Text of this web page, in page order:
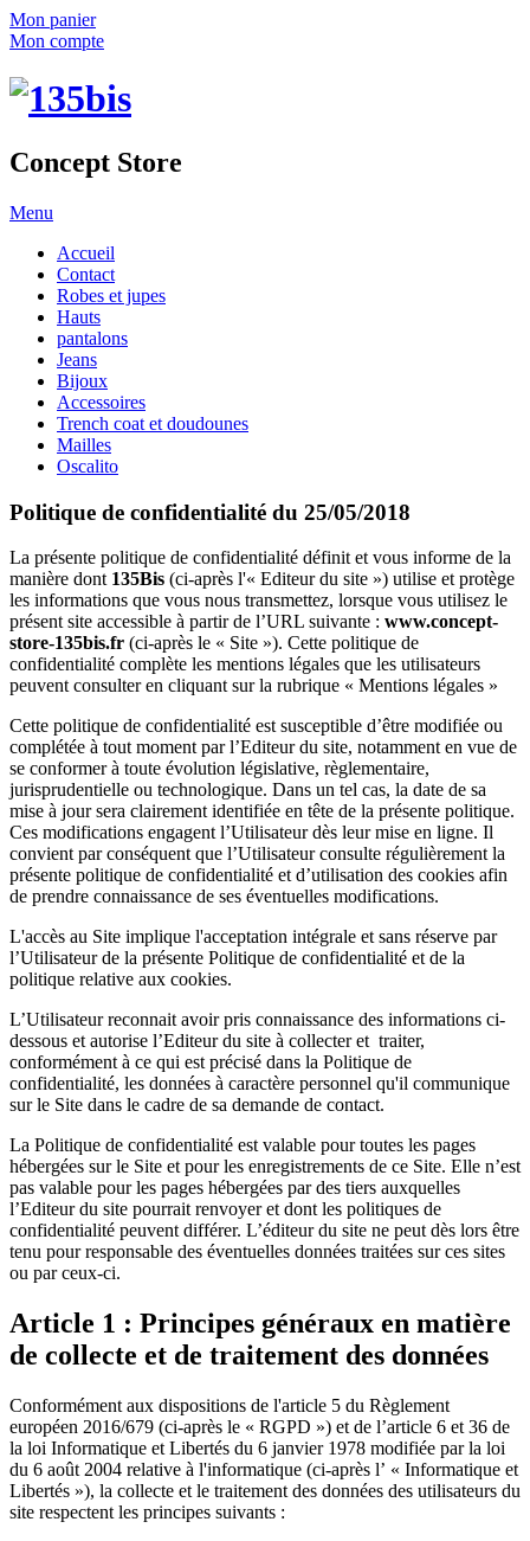
Mon panier
Mon compte
Concept Store
Menu
Accueil
Contact
Robes et jupes
Hauts
pantalons
Jeans
Bijoux
Accessoires
Trench coat et doudounes
Mailles
Oscalito
Politique de confidentialité du 25/05/2018
La présente politique de confidentialité définit et vous informe de la
manière dont 135Bis (ci-après l'« Editeur du site ») utilise et protège
les informations que vous nous transmettez, lorsque vous utilisez le
présent site accessible à partir de l’URL suivante : www.concept-
store-135bis.fr (ci-après le « Site »). Cette politique de
confidentialité complète les mentions légales que les utilisateurs
peuvent consulter en cliquant sur la rubrique « Mentions légales »
Cette politique de confidentialité est susceptible d’être modifiée ou
complétée à tout moment par l’Editeur du site, notamment en vue de
se conformer à toute évolution législative, règlementaire,
jurisprudentielle ou technologique. Dans un tel cas, la date de sa
mise à jour sera clairement identifiée en tête de la présente politique.
Ces modifications engagent l’Utilisateur dès leur mise en ligne. Il
convient par conséquent que l’Utilisateur consulte régulièrement la
présente politique de confidentialité et d’utilisation des cookies afin
de prendre connaissance de ses éventuelles modifications.
L'accès au Site implique l'acceptation intégrale et sans réserve par
l’Utilisateur de la présente Politique de confidentialité et de la
politique relative aux cookies.
L’Utilisateur reconnait avoir pris connaissance des informations ci-
dessous et autorise l’Editeur du site à collecter et traiter,
conformément à ce qui est précisé dans la Politique de
confidentialité, les données à caractère personnel qu'il communique
sur le Site dans le cadre de sa demande de contact.
La Politique de confidentialité est valable pour toutes les pages
hébergées sur le Site et pour les enregistrements de ce Site. Elle n’est
pas valable pour les pages hébergées par des tiers auxquelles
l’Editeur du site pourrait renvoyer et dont les politiques de
confidentialité peuvent différer. L’éditeur du site ne peut dès lors être
tenu pour responsable des éventuelles données traitées sur ces sites
ou par ceux-ci.
Article 1 : Principes généraux en matière
de collecte et de traitement des données
Conformément aux dispositions de l'article 5 du Règlement
européen 2016/679 (ci-après le « RGPD ») et de l’article 6 et 36 de
la loi Informatique et Libertés du 6 janvier 1978 modifiée par la loi
du 6 août 2004 relative à l'informatique (ci-après l’ « Informatique et
Libertés »), la collecte et le traitement des données des utilisateurs du
site respectent les principes suivants :